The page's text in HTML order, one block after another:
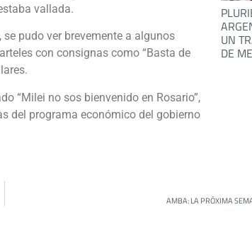
vallada.
pudo ver brevemente a algunos
con consignas como “Basta de
“Milei no sos bienvenido en Rosario”,
del programa económico del gobierno
UN
DE
AMBA: LA PRÓXIMA